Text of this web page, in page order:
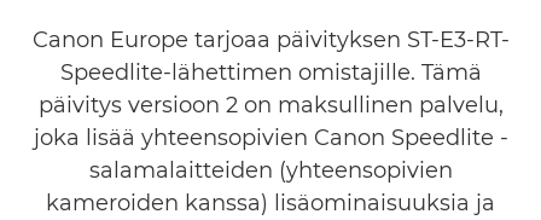
Galleria
Muut palvelut
Canon Europe tarjoaa päivityksen ST-E3-RT-
Speedlite-lähettimen omistajille. Tämä
päivitys versioon 2 on maksullinen palvelu,
joka lisää yhteensopivien Canon Speedlite -
salamalaitteiden (yhteensopivien
kameroiden kanssa) lisäominaisuuksia ja